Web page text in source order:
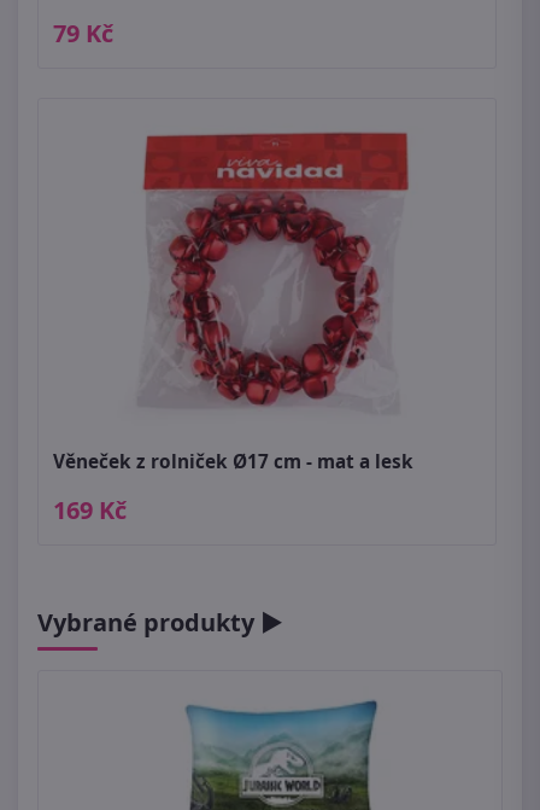
79 Kč
Věneček z rolniček Ø17 cm - mat a lesk
169 Kč
Vybrané produkty ►